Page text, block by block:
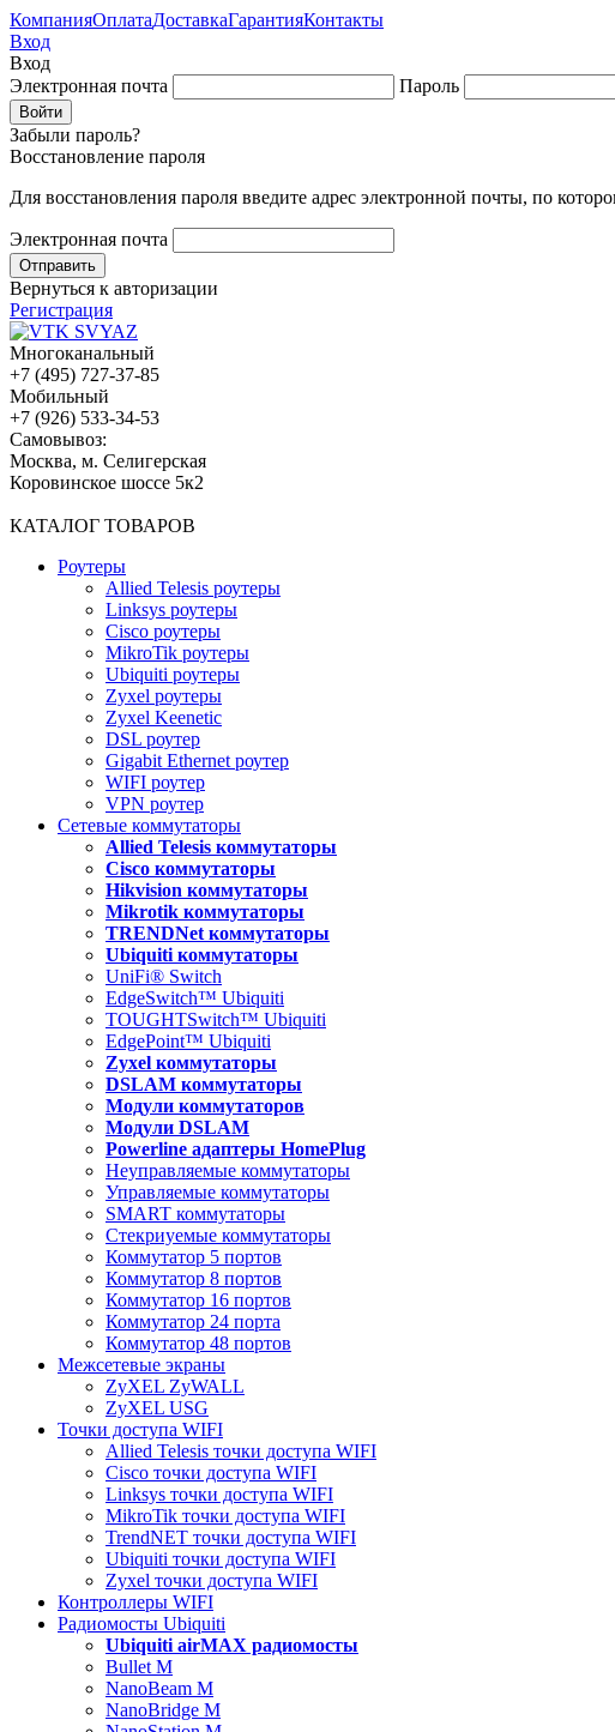
КомпанияОплатаДоставкаГарантияКонтакты
Вход
Вход
Электронная почта
Пароль
Забыли пароль?
Восстановление пароля
Для восстановления пароля введите адрес электронной почты, по
Электронная почта
Вернуться к авторизации
Регистрация
Многоканальный
+7 (495) 727-37-85
Мобильный
+7 (926) 533-34-53
Cамовывоз:
Москва, м. Селигерская
Коровинское шоссе 5к2
КАТАЛОГ ТОВАРОВ
Роутеры
Allied Telesis роутеры
Linksys роутеры
Cisco роутеры
MikroTik роутеры
Ubiquiti роутеры
Zyxel роутеры
Zyxel Keenetic
DSL роутер
Gigabit Ethernet роутер
WIFI роутер
VPN роутер
Сетевые коммутаторы
Allied Telesis коммутаторы
Cisco коммутаторы
Hikvision коммутаторы
Mikrotik коммутаторы
TRENDNet коммутаторы
Ubiquiti коммутаторы
UniFi® Switch
EdgeSwitch™ Ubiquiti
TOUGHTSwitch™ Ubiquiti
EdgePoint™ Ubiquiti
Zyxel коммутаторы
DSLAM коммутаторы
Модули коммутаторов
Модули DSLAM
Powerline адаптеры HomePlug
Неуправляемые коммутаторы
Управляемые коммутаторы
SMART коммутаторы
Стекриуемые коммутаторы
Коммутатор 5 портов
Коммутатор 8 портов
Коммутатор 16 портов
Коммутатор 24 порта
Коммутатор 48 портов
Межсетевые экраны
ZyXEL ZyWALL
ZyXEL USG
Точки доступа WIFI
Allied Telesis точки доступа WIFI
Cisco точки доступа WIFI
Linksys точки доступа WIFI
MikroTik точки доступа WIFI
TrendNET точки доступа WIFI
Ubiquiti точки доступа WIFI
Zyxel точки доступа WIFI
Контроллеры WIFI
Радиомосты Ubiquiti
Ubiquiti airMAX радиомосты
Bullet M
NanoBeam M
NanoBridge M